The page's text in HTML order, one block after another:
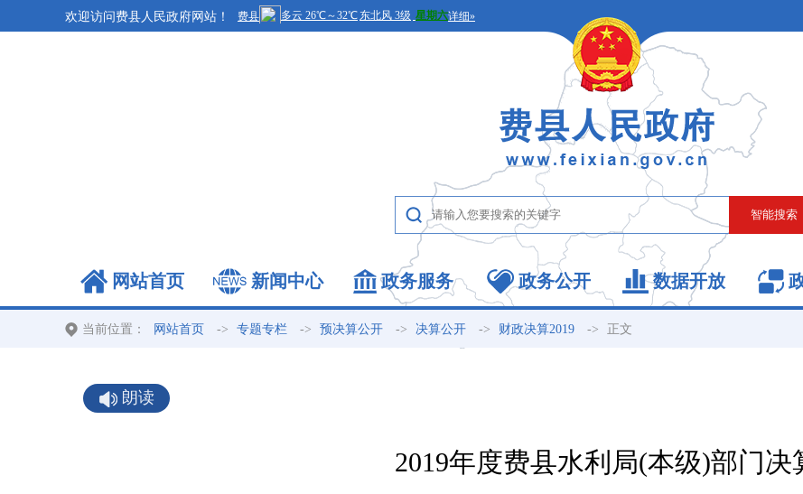
欢迎访问费县人民政府网站！
网站首页 新闻中心 政务服务 政务公开 数据开放
当前位置： 网站首页 -> 专题专栏 -> 预决算公开 -> 决算公开 -> 财政决算2019 -> 正文
朗读
2019年度费县水利局(本级)部门决